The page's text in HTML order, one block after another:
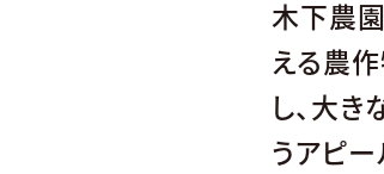
木下農
える農
し、大
うアピ